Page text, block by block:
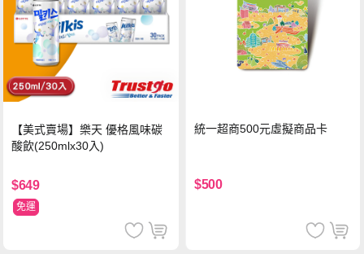
【美式賣場】樂天 優格風味碳
酸飲(250mlx30入)
$649
免運
統一超商500元虛擬商品卡
$500